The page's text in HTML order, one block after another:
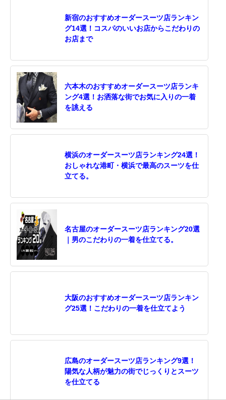
新宿のおすすめオーダースーツ店ランキン
グ14選！コスパのいいお店からこだわりの
お店まで
六本木のおすすめオーダースーツ店ランキ
ング4選！お洒落な街でお気に入りの一着
を誂える
横浜のオーダースーツ店ランキング24選！
おしゃれな港町・横浜で最高のスーツを仕
立てる。
名古屋のオーダースーツ店ランキング20選
｜男のこだわりの一着を仕立てる。
大阪のおすすめオーダースーツ店ランキン
グ25選！こだわりの一着を仕立てよう
広島のオーダースーツ店ランキング9選！
陽気な人柄が魅力の街でじっくりとスーツ
を仕立てる